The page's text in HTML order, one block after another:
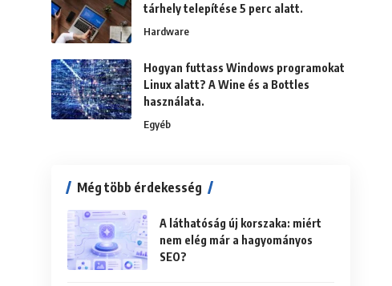
tárhely telepítése 5 perc alatt.
Hardware
Hogyan futtass Windows programokat
Linux alatt? A Wine és a Bottles
használata.
Egyéb
Még több érdekesség
A láthatóság új korszaka: miért
nem elég már a hagyományos
SEO?